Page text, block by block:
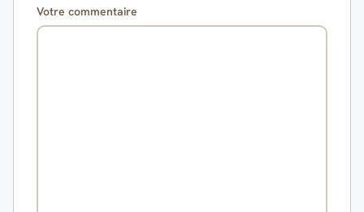
Votre commentaire